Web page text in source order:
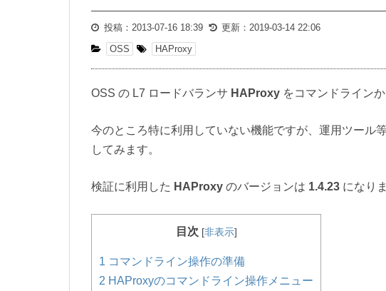
投稿： 2013-07-16 18:39 更新： 2019-03-14 22:06
OSS
HAProxy
OSS の L7 ロードバランサ HAProxy をコマンドライン
今のところ特に利用していない機能ですが、運用ツール
してみます。
検証に利用した HAProxy のバージョンは 1.4.23 になり
目次 [非表示]
1 コマンドライン操作の準備
2 HAProxyのコマンドライン操作メニュー